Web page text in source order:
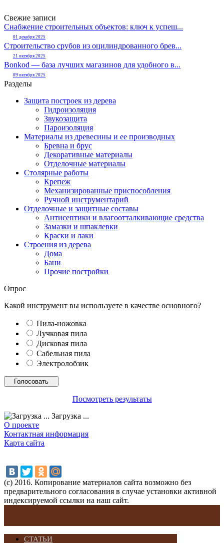
Свежие записи
Снабжение строительных объектов: ключ к успеш...
01 декабря 2025
Строительство срубов из оцилиндрованного брев...
21 октября 2025
Bonkod — база лучших магазинов для удобного в...
09 октября 2025
Разделы
Защита построек из дерева
Гидроизоляция
Звукозащита
Пароизоляция
Материалы из древесины и ее производных
Бревна и брус
Декоративные материалы
Отделочные материалы
Столярные работы
Крепеж
Механизированные приспособления
Ручной инструментарий
Отделочные и защитные составы
Антисептики и влагоотталкивающие средства
Замазки и шпаклевки
Краски и лаки
Строения из дерева
Дома
Бани
Прочие постройки
Опрос
Какой инструмент вы используете в качестве основного?
Пила-ножовка
Лучковая пила
Дисковая пила
Сабельная пила
Электролобзик
Посмотреть результаты
Загрузка ...
О проекте
Контактная информация
Карта сайта
(с) 2016. Копирование материалов сайта возможно без
предварительного согласования в случае установки активной
индексируемой ссылки на наш сайт.
СТАТЬИ